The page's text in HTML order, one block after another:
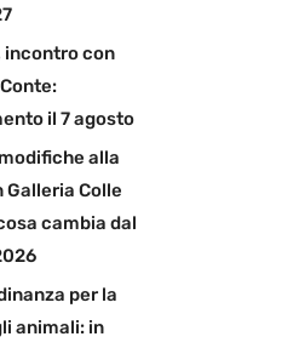
incontro con
il 7 agosto
alla
Colle
cambia dal
per la
animali: in